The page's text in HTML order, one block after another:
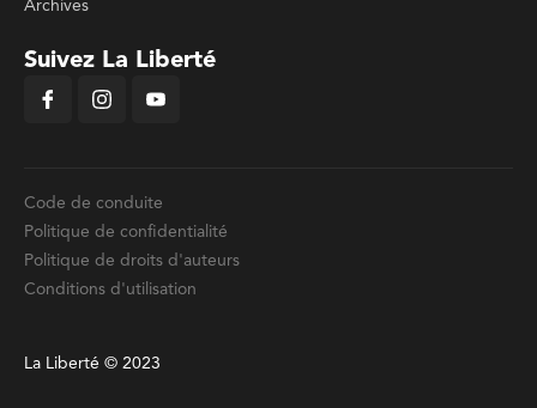
Archives
Suivez La Liberté
Code de conduite
Politique de confidentialité
Politique de droits d'auteurs
Conditions d'utilisation
La Liberté © 2023